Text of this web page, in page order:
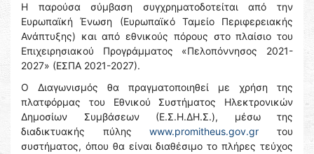
Η παρούσα σύμβαση συγχρηματοδοτείται από την
Ευρωπαϊκή Ένωση (Ευρωπαϊκό Ταμείο Περιφερειακής
Ανάπτυξης) και από εθνικούς πόρους στο πλαίσιο του
Επιχειρησιακού Προγράμματος «Πελοπόννησος 2021-
2027» (ΕΣΠΑ 2021-2027).
Ο Διαγωνισμός θα πραγματοποιηθεί με χρήση της
πλατφόρμας του Εθνικού Συστήματος Ηλεκτρονικών
Δημοσίων Συμβάσεων (Ε.Σ.Η.ΔΗ.Σ.), μέσω της
διαδικτυακής πύληςwww.promitheus.gov.gr του
συστήματος, όπου θα είναι διαθέσιμο το πλήρες τεύχος